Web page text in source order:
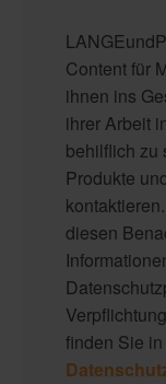
Content für
ihnen ins
ihrer Arbeit
behilflich zu
Produkte
diesen
finden Sie